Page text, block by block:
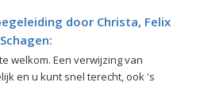
door Christa, Felix
welkom. Een verwijzing van
en u kunt snel terecht, ook 's